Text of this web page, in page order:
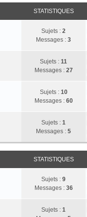
STATISTIQUES
Sujets : 2
Messages : 3
Sujets : 11
Messages : 27
Sujets : 10
Messages : 60
Sujets : 1
Messages : 5
STATISTIQUES
Sujets : 9
Messages : 36
Sujets : 1